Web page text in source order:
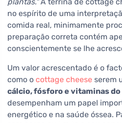
plantas."A terrina de cottage
no espírito de uma
comida real, minimamente
preparação correta contém
conscientemente se lhe
Um valor acrescentado é o
como o cottage cheese serem
cálcio, fósforo e vitaminas do
desempenham um papel
energético e na saúde óssea.